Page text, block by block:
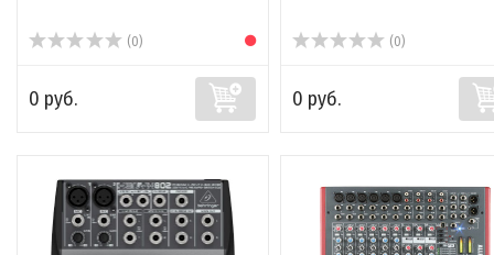
(0)
0 руб.
(0)
0 руб.